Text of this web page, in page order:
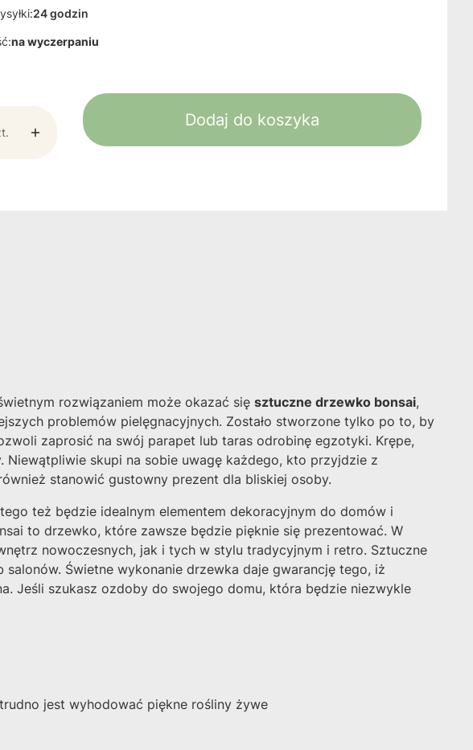
24 godzin
na wyczerpaniu
Dodaj do koszyka
rozwiązaniem może okazać się sztuczne drzewko bonsai,
problemów pielęgnacyjnych. Zostało stworzone tylko po to, by
zaprosić na swój parapet lub taras odrobinę egzotyki. Krępe,
Niewątpliwie skupi na sobie uwagę każdego, kto przyjdzie z
stanowić gustowny prezent dla bliskiej osoby.
też będzie idealnym elementem dekoracyjnym do domów i
to drzewko, które zawsze będzie pięknie się prezentować. W
nowoczesnych, jak i tych w stylu tradycyjnym i retro. Sztuczne
Świetne wykonanie drzewka daje gwarancję tego, iż
Jeśli szukasz ozdoby do swojego domu, która będzie niezwykle
jest wyhodować piękne rośliny żywe